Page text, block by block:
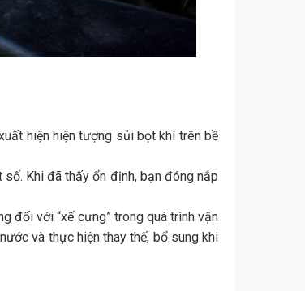
hiện hiện tượng sủi bọt khí trên bề
Khi đã thấy ổn định, bạn đóng nắp
đối với “xế cưng” trong quá trình vận
và thực hiện thay thế, bổ sung khi